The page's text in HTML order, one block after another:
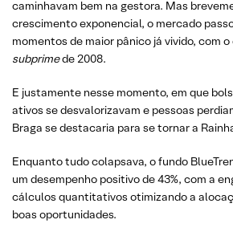
caminhavam bem na gestora. Mas
crescimento exponencial, o mercado
momentos de maior pânico já vivido, com
subprimede 2008.
E justamente nesse momento, em que
ativos se desvalorizavam e pessoas
Braga se destacaria para se tornar a
Enquanto tudo colapsava, o fundo
um desempenho positivo de 43%, com a
cálculos quantitativos otimizando a
boas oportunidades.